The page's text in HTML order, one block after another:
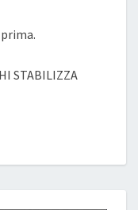
STABILIZZA